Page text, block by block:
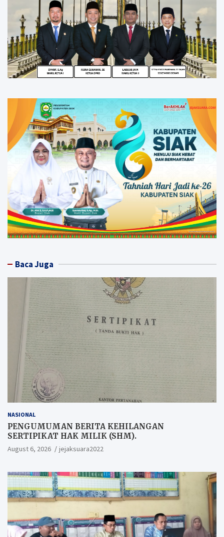
Baca Juga
NASIONAL
PENGUMUMAN BERITA KEHILANGAN
SERTIPIKAT HAK MILIK (SHM).
August 6, 2026 jejaksuara2022